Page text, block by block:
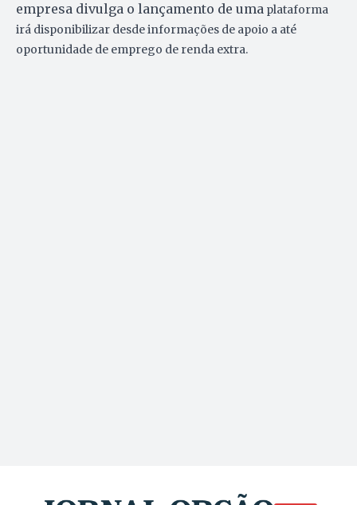
empresa divulga o lançamento de uma plataforma
irá disponibilizar desde informações de apoio a até
oportunidade de emprego de renda extra.